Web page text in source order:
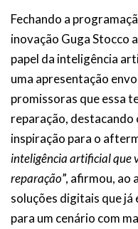
Fechando a
inovação Guga Stocco
papel da inteligência
uma apresentação
promissoras que essa
reparação, destacando
inspiração para o
inteligência artificial que
reparação”, afirmou,
soluções digitais que já
para um cenário com